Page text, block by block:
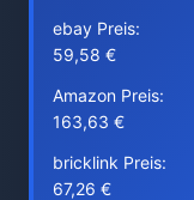
ebay Preis:
59,58 €
Amazon Preis:
163,63 €
bricklink Preis:
67,26 €